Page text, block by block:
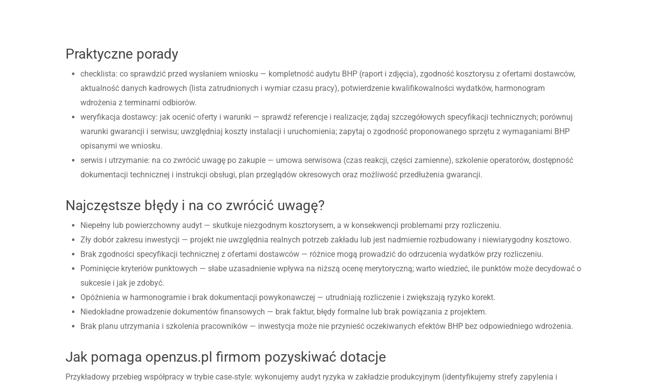
Praktyczne porady
checklista: co sprawdzić przed wysłaniem wniosku — kompletność audytu BHP (raport i zdjęcia), zgodność kosztorysu z ofertami dostawców,
aktualność danych kadrowych (lista zatrudnionych i wymiar czasu pracy), potwierdzenie kwalifikowalności wydatków, harmonogram
wdrożenia z terminami odbiorów.
weryfikacja dostawcy: jak ocenić oferty i warunki — sprawdź referencje i realizacje; żądaj szczegółowych specyfikacji technicznych; porównuj
warunki gwarancji i serwisu; uwzględniaj koszty instalacji i uruchomienia; zapytaj o zgodność proponowanego sprzętu z wymaganiami BHP
opisanymi we wniosku.
serwis i utrzymanie: na co zwrócić uwagę po zakupie — umowa serwisowa (czas reakcji, części zamienne), szkolenie operatorów, dostępność
dokumentacji technicznej i instrukcji obsługi, plan przeglądów okresowych oraz możliwość przedłużenia gwarancji.
Najczęstsze błędy i na co zwrócić uwagę?
Niepełny lub powierzchowny audyt — skutkuje niezgodnym kosztorysem, a w konsekwencji problemami przy rozliczeniu.
Zły dobór zakresu inwestycji — projekt nie uwzględnia realnych potrzeb zakładu lub jest nadmiernie rozbudowany i niewiarygodny kosztowo.
Brak zgodności specyfikacji technicznej z ofertami dostawców — różnice mogą prowadzić do odrzucenia wydatków przy rozliczeniu.
Pominięcie kryteriów punktowych — słabe uzasadnienie wpływa na niższą ocenę merytoryczną; warto wiedzieć, ile punktów może decydować o
sukcesie i jak je zdobyć.
Opóźnienia w harmonogramie i brak dokumentacji powykonawczej — utrudniają rozliczenie i zwiększają ryzyko korekt.
Niedokładne prowadzenie dokumentów finansowych — brak faktur, błędy formalne lub brak powiązania z projektem.
Brak planu utrzymania i szkolenia pracowników — inwestycja może nie przynieść oczekiwanych efektów BHP bez odpowiedniego wdrożenia.
Jak pomaga openzus.pl firmom pozyskiwać dotacje
Przykładowy przebieg współpracy w trybie case‑style: wykonujemy audyt ryzyka w zakładzie produkcyjnym (identyfikujemy strefy zapylenia i